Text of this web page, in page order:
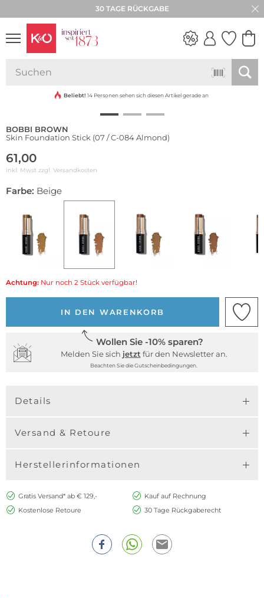
30 TAGE RÜCKGABE
VIBES
Beliebt! 14 Personen sehen sich diesen Artikel gerade an
BOBBI BROWN
Skin Foundation Stick (07 / C-084 Almond)
61,00
inkl. Mwst zzgl. Versandkosten
Farbe: Beige
Achtung: Nur noch 2 Stück verfügbar!
IN DEN WARENKORB
Wollen Sie -10% sparen?
Melden Sie sich jetzt für den Newsletter an.
Beachten Sie die Gutscheinbedingungen.
Details
Versand & Retoure
Herstellerinformationen
Gratis Versand* ab € 129,-
Kauf auf Rechnung
Kostenlose Retoure
30 Tage Rückgaberecht